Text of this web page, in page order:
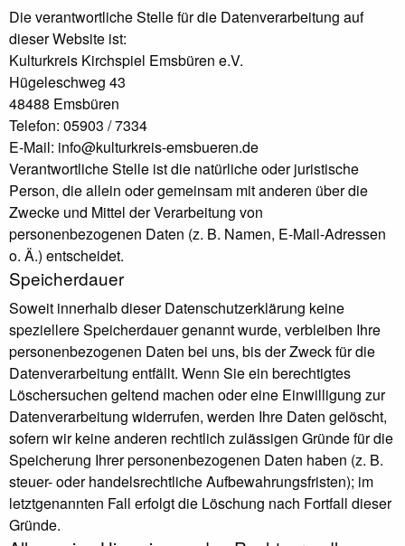
Die verantwortliche Stelle für die Datenverarbeitung auf
dieser Website ist:
Kulturkreis Kirchspiel Emsbüren e.V.
Hügeleschweg 43
48488 Emsbüren
Telefon: 05903 / 7334
E-Mail: info@kulturkreis-emsbueren.de
Verantwortliche Stelle ist die natürliche oder juristische
Person, die allein oder gemeinsam mit anderen über die
Zwecke und Mittel der Verarbeitung von
personenbezogenen Daten (z. B. Namen, E-Mail-Adressen
o. Ä.) entscheidet.
Speicherdauer
Soweit innerhalb dieser Datenschutzerklärung keine
speziellere Speicherdauer genannt wurde, verbleiben Ihre
personenbezogenen Daten bei uns, bis der Zweck für die
Datenverarbeitung entfällt. Wenn Sie ein berechtigtes
Löschersuchen geltend machen oder eine Einwilligung zur
Datenverarbeitung widerrufen, werden Ihre Daten gelöscht,
sofern wir keine anderen rechtlich zulässigen Gründe für die
Speicherung Ihrer personenbezogenen Daten haben (z. B.
steuer- oder handelsrechtliche Aufbewahrungsfristen); im
letztgenannten Fall erfolgt die Löschung nach Fortfall dieser
Gründe.